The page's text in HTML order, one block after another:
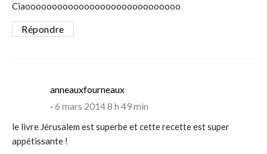
Ciaooooooooooooooooooooooooooooo
Répondre
anneauxfourneauxsays:
6 mars 2014 8 h 49 min
le livre Jérusalem est superbe et cette recette est super
appétissante !